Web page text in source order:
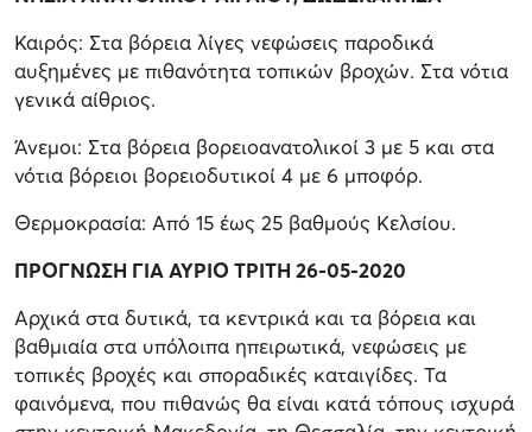
Καιρός: Στα βόρεια λίγες νεφώσεις παροδικά
αυξημένες με πιθανότητα τοπικών βροχών. Στα νότια
γενικά αίθριος.
Άνεμοι: Στα βόρεια βορειοανατολικοί 3 με 5 και στα
νότια βόρειοι βορειοδυτικοί 4 με 6 μποφόρ.
Θερμοκρασία: Από 15 έως 25 βαθμούς Κελσίου.
ΠΡΟΓΝΩΣΗ ΓΙΑ ΑΥΡΙΟ ΤΡΙΤΗ 26-05-2020
Αρχικά στα δυτικά, τα κεντρικά και τα βόρεια και
βαθμιαία στα υπόλοιπα ηπειρωτικά, νεφώσεις με
τοπικές βροχές και σποραδικές καταιγίδες. Τα
φαινόμενα, που πιθανώς θα είναι κατά τόπους ισχυρά